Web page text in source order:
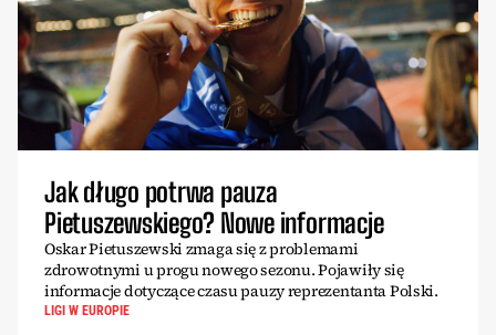
Jak długo potrwa pauza
Pietuszewskiego? Nowe informacje
Oskar Pietuszewski zmaga się z problemami
zdrowotnymi u progu nowego sezonu. Pojawiły się
informacje dotyczące czasu pauzy reprezentanta Polski.
LIGI W EUROPIE